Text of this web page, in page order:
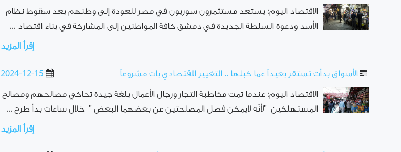
الاقتصاد اليوم: يستعد مستثمرون سوريون في مصر للعودة إلى وطنهم بعد سقوط نظام
الأسد ودعوة السلطة الجديدة في دمشق كافة المواطنين إلى المشاركة في بناء اقتصاد ...
إقرأ المزيد
2024-12-15 الأسواق بدأت تستقر بعيداً عما كبلها .. التغيير الاقتصادي بات مشروعاً
الاقتصاد اليوم: عندما تمت مخاطبة التجار ورجال الأعمال بلغة جيدة تحاكي مصالحهم ومصالح
المستهلكين "لأنّه لايمكن فصل المصلحتين عن بعضهما البعض " خلال ساعات بدأ طرح ...
إقرأ المزيد